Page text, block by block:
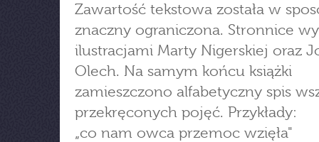
Zawartość tekstowa została w
znaczny ograniczona. Stronnice
ilustracjami Marty Nigerskiej oraz
Olech. Na samym końcu książki
zamieszczono alfabetyczny spis
przekręconych pojęć. Przykłady:
„co nam owca przemoc wzięła"